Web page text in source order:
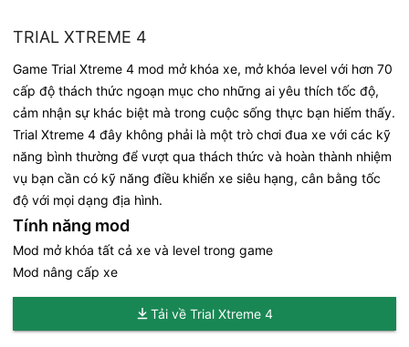
TRIAL XTREME 4
Game Trial Xtreme 4 mod mở khóa xe, mở khóa level với hơn 70
cấp độ thách thức ngoạn mục cho những ai yêu thích tốc độ,
cảm nhận sự khác biệt mà trong cuộc sống thực bạn hiếm thấy.
Trial Xtreme 4 đây không phải là một trò chơi đua xe với các kỹ
năng bình thường để vượt qua thách thức và hoàn thành nhiệm
vụ bạn cần có kỹ năng điều khiển xe siêu hạng, cân bằng tốc
độ với mọi dạng địa hình.
Tính năng mod
Mod mở khóa tất cả xe và level trong game
Mod nâng cấp xe
Tải về Trial Xtreme 4